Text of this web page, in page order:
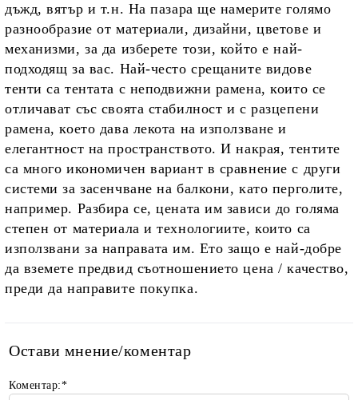
дъжд, вятър и т.н. На пазара ще намерите голямо
разнообразие от материали, дизайни, цветове и
механизми, за да изберете този, който е най-
подходящ за вас. Най-често срещаните видове
тенти са тентата с неподвижни рамена, които се
отличават със своята стабилност и с разцепени
рамена, което дава лекота на използване и
елегантност на пространството. И накрая, тентите
са много икономичен вариант в сравнение с други
системи за засенчване на балкони, като перголите,
например. Разбира се, цената им зависи до голяма
степен от материала и технологиите, които са
използвани за направата им. Ето защо е най-добре
да вземете предвид съотношението цена / качество,
преди да направите покупка.
Остави мнение/коментар
Коментар:*